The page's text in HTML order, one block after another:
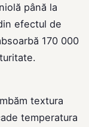
până la
efectul de
170 000
textura
temperatura